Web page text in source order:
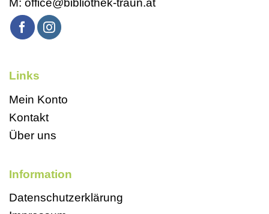
M: office@bibliothek-traun.at
Links
Mein Konto
Kontakt
Über uns
Information
Datenschutzerklärung